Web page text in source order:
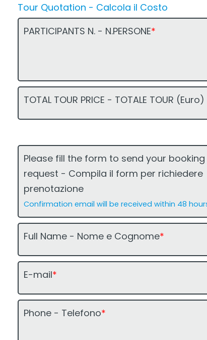
Tour Quotation - Calcola il Costo
PARTICIPANTS N. - N.PERSONE*
s
d
-
0
s
d
1
5
0
TOTAL TOUR PRICE - TOTALE TOUR (Euro)
Please fill the form to send your booking
request - Compila il form per richiedere
prenotazione
Confirmation email will be received within 48
Full Name - Nome e Cognome*
E-mail*
Phone - Telefono*